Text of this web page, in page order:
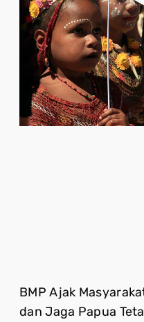
BMP Ajak
dan Jaga Papua